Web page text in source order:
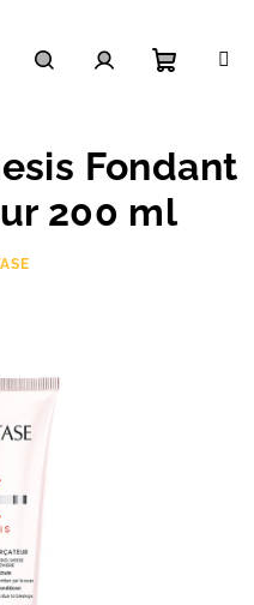
košík
Fondant
200 ml